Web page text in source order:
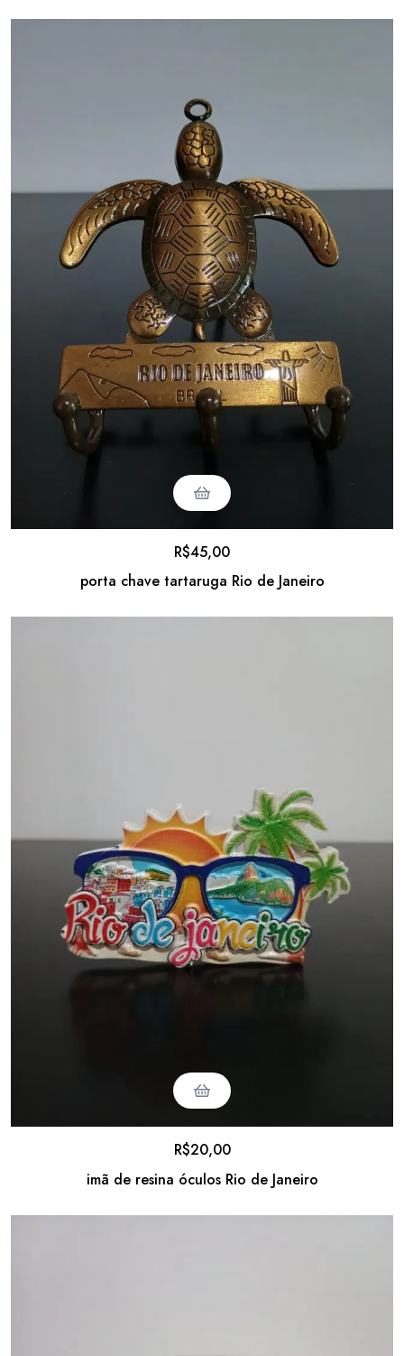
porta chave tartaruga Rio de Janeiro
R$45,00
imã de resina óculos Rio de Janeiro
R$20,00